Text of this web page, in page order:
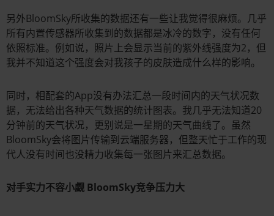
另外BloomSky所收集的数据还有一些让我觉得很麻烦。几乎
所有内置传感器所收集到的数据都是冰冷的数字，没有任何
依照标准。例如说，照片上会显示当前的紫外线强度为2，但
我并不知道这个强度会对我孩子的皮肤造成什么样的影响。
同时，相配套的App没有办法汇总一段时间内的天气状况数
据，无法给出各种天气数据的统计图表。我几乎无法知道20
分钟前的天气状况，更别说是一星期的天气曲线了。虽然
BloomSky会将图片传输到云端服务器，但整天忙于工作的现
代人没有时间也没精力收集每一张图片来汇总数据。
对手实力不容小觑 BloomSky竞争压力大